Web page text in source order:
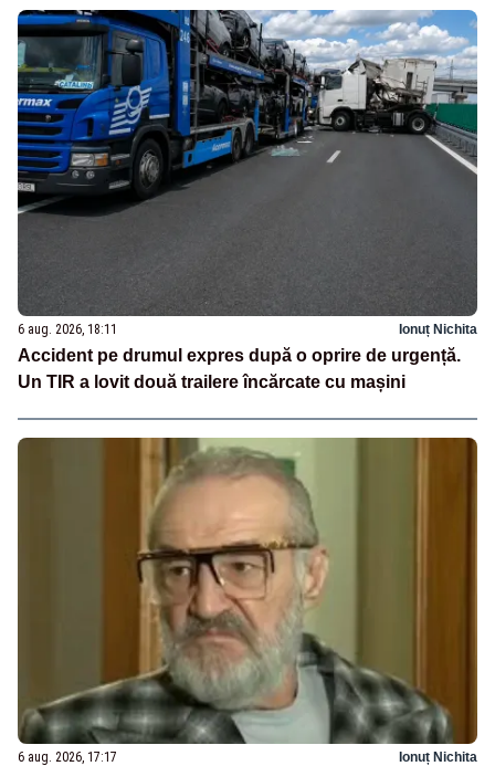
6 aug. 2026, 18:11 Ionuț Nichita
Accident pe drumul expres după o oprire de urgență.
Un TIR a lovit două trailere încărcate cu mașini
6 aug. 2026, 17:17 Ionuț Nichita